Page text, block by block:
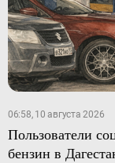
06:58, 10 августа 2026
Пользователи
бензин в